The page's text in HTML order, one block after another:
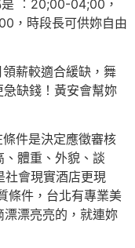
︰20;00-04;00，
，時段長可供妳自由
薪較適合緩缺，舞
缺錢！黃安會幫妳
件是決定應徵審核
體重、外貌、談
會現實酒店更現
條件，台北有專業美
漂亮亮的，就連妳